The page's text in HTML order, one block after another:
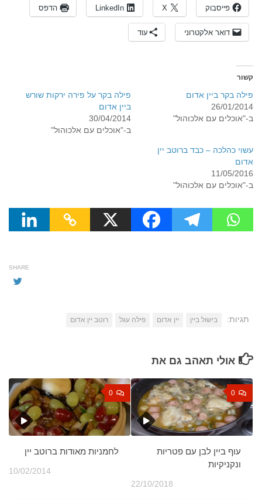
פייסבוק X
LinkedIn הדפס
דואר אלקטרוני עוד
קשור
פילה בקר ביין אדום
26/01/2014
ב-"אוכלים עם אלכוהול"
פילה בקר על פירה ירקות שורש
ביין אדום
30/04/2014
ב-"אוכלים עם אלכוהול"
עשוי כהלכה – כבד ברוטב יין
אדום
11/05/2016
ב-"אוכלים עם אלכוהול"
SHARE
תגיות: בישול ביין יין אדום פילה עגל רוטב יין אדום
אולי תאהב גם את
0
לחמניות מאודות ברוטב יין
10/02/2014
0
עוף ביין לבן עם פטריות
ונקניקיות
22/10/2018